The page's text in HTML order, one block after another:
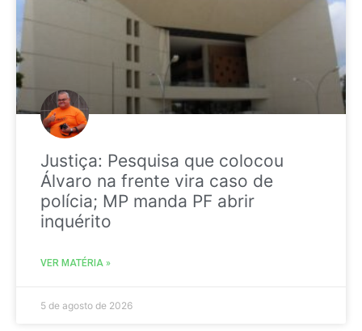
Justiça: Pesquisa que colocou
Álvaro na frente vira caso de
polícia; MP manda PF abrir
inquérito
VER MATÉRIA »
5 de agosto de 2026